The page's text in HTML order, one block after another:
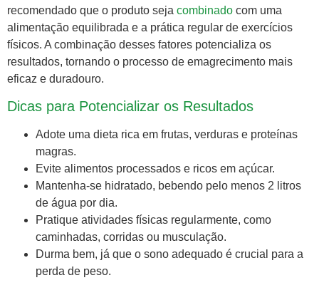
recomendado que o produto seja combinado com uma
alimentação equilibrada e a prática regular de exercícios
físicos. A combinação desses fatores potencializa os
resultados, tornando o processo de emagrecimento mais
eficaz e duradouro.
Dicas para Potencializar os Resultados
Adote uma dieta rica em frutas, verduras e proteínas
magras.
Evite alimentos processados e ricos em açúcar.
Mantenha-se hidratado, bebendo pelo menos 2 litros
de água por dia.
Pratique atividades físicas regularmente, como
caminhadas, corridas ou musculação.
Durma bem, já que o sono adequado é crucial para a
perda de peso.